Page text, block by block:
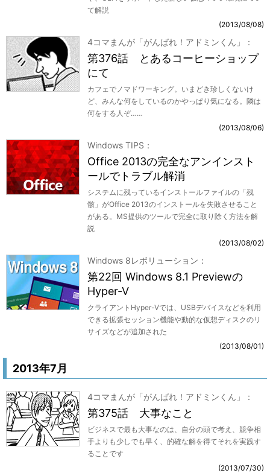
て解説
2013/08/08
4コマまんが「がんばれ！アドミンくん」
第376話 とあるコーヒーショップ
にて
カフェでノマドワーキング。いまどき珍しくないけ
ど、みんな何をしているのかやっぱり気になる。隣は
何をする人ぞ……
2013/08/06
Windows TIPS
Office 2013の完全なアンインスト
ールでトラブル解消
システムに残っているインストールファイルの「残
骸」がOffice 2013のインストールを失敗させること
がある。MS提供のツールで完全に取り除く方法を解
説
2013/08/02
Windows 8レボリューション
第22回 Windows 8.1 Previewの
Hyper-V
クライアントHyper-Vでは、USBデバイスなどを利用
できる拡張セッション機能や動的な仮想ディスクのリ
サイズなどが追加された
2013/08/01
2013年7月
4コマまんが「がんばれ！アドミンくん」
第375話 大事なこと
ビジネスで最も大事なのは、自分の頭で考え、競争相
手よりも少しでも早く、的確な解を得てそれを実践す
ることです
2013/07/30